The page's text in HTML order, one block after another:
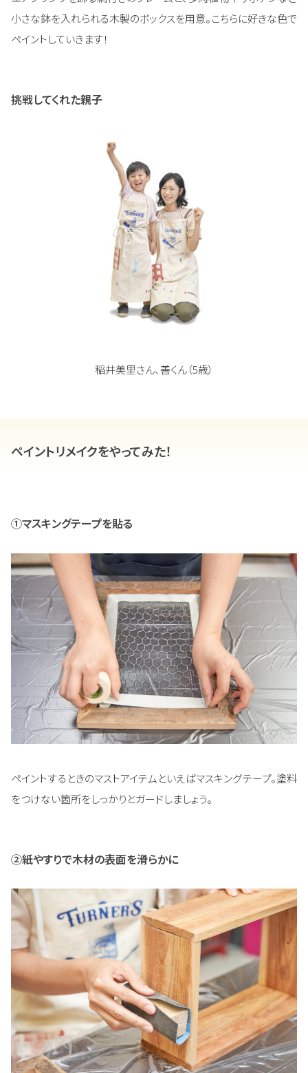
小さな鉢を入れられる木製のボックスを用意。こちらに好きな色で
ペイントしていきます！
挑戦してくれた親子
稲井美里さん、善くん（5歳）
ペイントリメイクをやってみた！
①マスキングテープを貼る
ペイントするときのマストアイテムといえばマスキングテープ。塗料
をつけない箇所をしっかりとガードしましょう。
②紙やすりで木材の表面を滑らかに